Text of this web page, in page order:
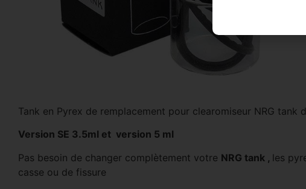
Tank en Pyrex de remplacement pour clearomiseur NRG tank
Version SE 3.5ml et version 5 ml
Pas besoin de changer complètement votre NRG tank , les
casse ou de fissure